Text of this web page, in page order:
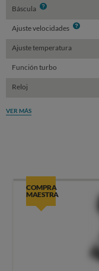
Báscula Info
Ajuste velocidades Info
Ajuste temperatura
Función turbo
Reloj
VER MÁS
COMPRA
MAESTRA